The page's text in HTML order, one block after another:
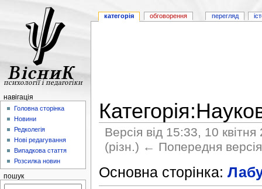
Версія від 15:33, 10
(різн.) ← Попередня
Основна сторінка:
категорія обговорення перегляд
навігація
Головна сторінка
Новини
Редколегія
Нові редагування
Випадкова стаття
Розсилка новин
пошук